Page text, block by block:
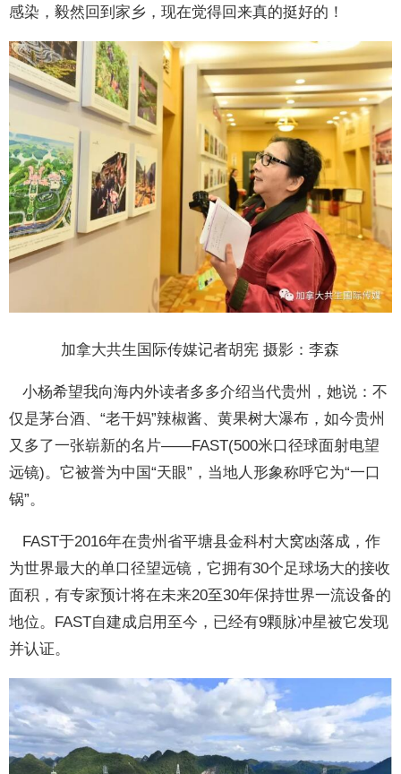
感染，毅然回到家乡，现在觉得回来真的挺好的！
加拿大共生国际传媒记者胡宪 摄影：李森
小杨希望我向海内外读者多多介绍当代贵州，她说：不
仅是茅台酒、“老干妈”辣椒酱、黄果树大瀑布，如今贵州
又多了一张崭新的名片——FAST(500米口径球面射电望
远镜)。它被誉为中国“天眼”，当地人形象称呼它为“一口
锅”。
FAST于2016年在贵州省平塘县金科村大窝凼落成，作
为世界最大的单口径望远镜，它拥有30个足球场大的接收
面积，有专家预计将在未来20至30年保持世界一流设备的
地位。FAST自建成启用至今，已经有9颗脉冲星被它发现
并认证。